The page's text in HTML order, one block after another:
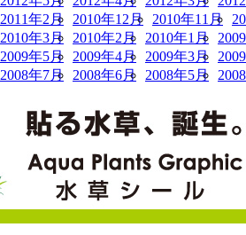
2011年2月 2010年12月 2010年11月
2010年3月 2010年2月 2010年1月
2009年5月 2009年4月 2009年3月
2008年7月 2008年6月 2008年5月